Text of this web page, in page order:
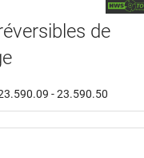
de
- 23.590.50